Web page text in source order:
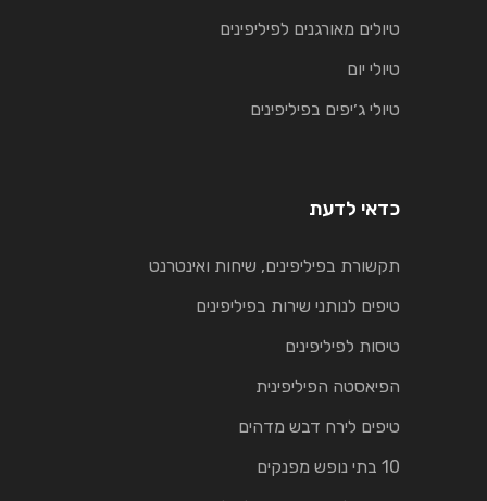
טיולים מאורגנים לפיליפינים
טיולי יום
טיולי ג׳יפים בפיליפינים
כדאי לדעת
תקשורת בפיליפינים, שיחות ואינטרנט
טיפים לנותני שירות בפיליפינים
טיסות לפיליפינים
הפיאסטה הפיליפינית
טיפים לירח דבש מדהים
10 בתי נופש מפנקים